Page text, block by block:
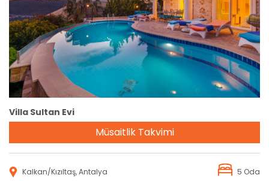
Rezervasyon
Villa Sultan Evi
Müsaitlik Takvimi
Kalkan/Kızıltaş, Antalya
5 Oda